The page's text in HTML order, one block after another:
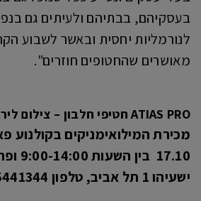
בעסקיהם, בבתיהם ולעיתים גם
לנורמליות יחסית ובאשר לשבוע
מאושרים שהחטופים חוזרים".
ATIAS PRO חטיפי חלבון – צילום לירן אגסי
מכירת המילואימניקים בקולנוע
ישעיהו 1 תל אביב, טלפון 03-5441344